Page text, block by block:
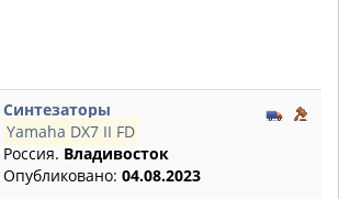
Синтезаторы
Yamaha DX7 II FD
Россия. Владивосток
Опубликовано: 04.08.2023